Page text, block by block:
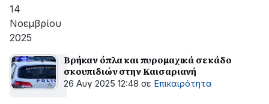
14
Νοεμβρίου
2025
Βρήκαν όπλα και πυρομαχικά σε κάδο
σκουπιδιών στην Καισαριανή
26 Αυγ 2025 12:48 σε Επικαιρότητα